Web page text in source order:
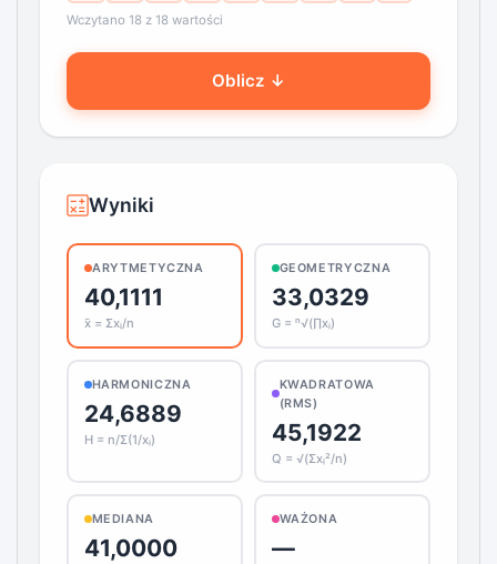
Wczytano 18 z 18 wartości
Oblicz ↓
Wyniki
ARYTMETYCZNA
40,1111
x̄ = Σxᵢ/n
GEOMETRYCZNA
33,0329
G = ⁿ√(∏xᵢ)
HARMONICZNA
24,6889
H = n/Σ(1/xᵢ)
KWADRATOWA
(RMS)
45,1922
Q = √(Σxᵢ²/n)
MEDIANA
41,0000
WAŻONA
—